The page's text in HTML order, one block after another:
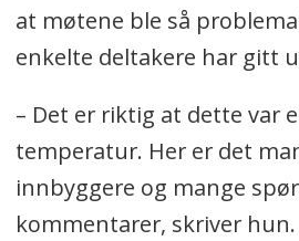
at møtene ble så
enkelte deltakere har gitt
– Det er riktig at dette var
temperatur. Her er det
innbyggere og mange
kommentarer, skriver hun.